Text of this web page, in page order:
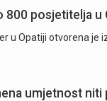
800 posjetitelja u
u Opatiji otvorena je
umjetnost niti